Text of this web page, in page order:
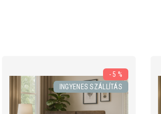
- 5 %
INGYENES SZÁLLÍTÁS